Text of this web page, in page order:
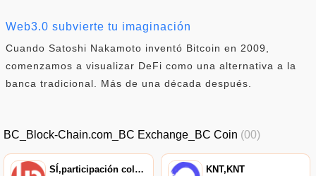
Web3.0 subvierte tu imaginación
Cuando Satoshi Nakamoto inventó Bitcoin en 2009,
comenzamos a visualizar DeFi como una alternativa a la
banca tradicional. Más de una década después.
BC_Block-Chain.com_BC Exchange_BC Coin (00)
SÍ,participación colectiva KNT,KNT